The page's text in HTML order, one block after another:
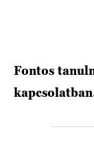
Fontos